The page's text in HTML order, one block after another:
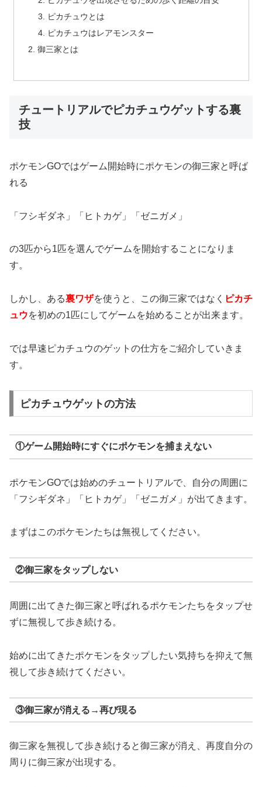
ピカチュウとは
ピカチュウはレアモンスター
御三家とは
チュートリアルでピカチュウゲットする裏
技
ポケモンGOではゲーム開始時にポケモンの御三家と呼ば
れる
「フシギダネ」「ヒトカゲ」「ゼニガメ」
の3匹から1匹を選んでゲームを開始することになりま
す。
しかし、ある裏ワザを使うと、この御三家ではなく ピカチ
ュウを初めの1匹にしてゲームを始めることが出来ます。
では早速ピカチュウのゲットの仕方をご紹介していきま
す。
ピカチュウゲットの方法
①ゲーム開始時にすぐにポケモンを捕まえない
ポケモンGOでは始めのチュートリアルで、自分の周囲に
「フシギダネ」「ヒトカゲ」「ゼニガメ」が出てきます。
まずはこのポケモンたちは無視してください。
②御三家をタップしない
周囲に出てきた御三家と呼ばれるポケモンたちをタップせ
ずに無視して歩き続ける。
始めに出てきたポケモンをタップしたい気持ちを抑えて無
視して歩き続けてください。
③御三家が消える→再び現る
御三家を無視して歩き続けると御三家が消え、再度自分の
周りに御三家が出現する。